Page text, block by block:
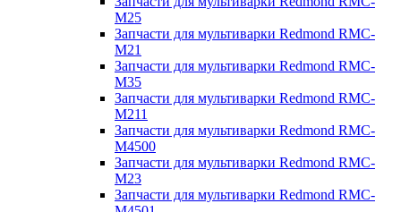
M25
Запчасти для мультиварки Redmond RMC-
M21
Запчасти для мультиварки Redmond RMC-
M35
Запчасти для мультиварки Redmond RMC-
M211
Запчасти для мультиварки Redmond RMC-
M4500
Запчасти для мультиварки Redmond RMC-
M23
Запчасти для мультиварки Redmond RMC-